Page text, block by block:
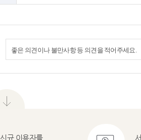
신규 이용자를